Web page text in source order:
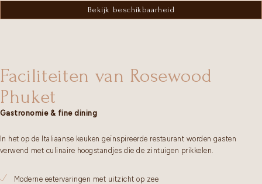
Bekijk beschikbaarheid
Faciliteiten van Rosewood
Phuket
Gastronomie & fine dining
In het op de Italiaanse keuken geïnspireerde restaurant worden gasten
verwend met culinaire hoogstandjes die de zintuigen prikkelen.
Moderne eetervaringen met uitzicht op zee